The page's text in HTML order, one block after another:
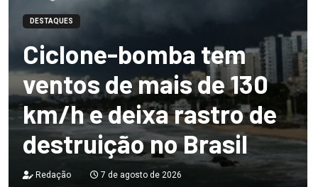
DESTAQUES
Ciclone-bomba tem
ventos de mais de 130
km/h e deixa rastro de
destruição no Brasil
Redação 7 de agosto de 2026